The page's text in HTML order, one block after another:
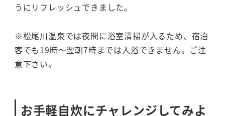
うにリフレッシュできました。
※松尾川温泉では夜間に浴室清掃が入るため、宿泊
客でも19時～翌朝7時までは入浴できません。ご注
意下さい。
お手軽自炊にチャレンジしてみよ